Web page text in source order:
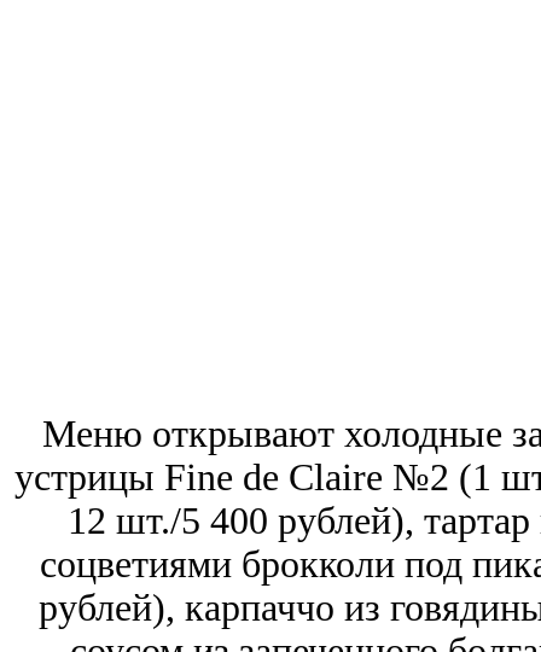
Меню открывают холодные
устрицы Fine de Claire №2 (1
12 шт./5 400 рублей),
соцветиями брокколи под
рублей), карпаччо из